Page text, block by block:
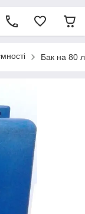
Бак на 80